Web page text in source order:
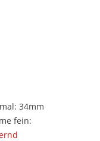
34mm
fein: